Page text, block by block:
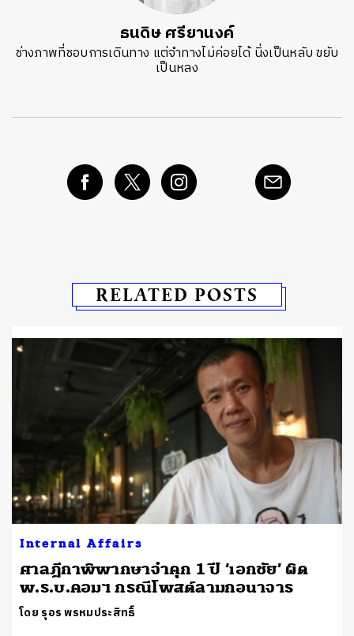
ธนดิษ​ ศรี​ยา​นงค์​
ช่างภาพที่ชอบการเดินทาง แต่จำทางไม่ค่อยได้ นิ่งเป็นหลับ ขยับ
เป็นหลง
RELATED POSTS
Internal Affairs
ศาลฎีกาพิพากษาจำคุก 1 ปี ‘เอกชัย’ ผิด
พ.ร.บ.คอมฯ กรณีโพสต์ลามกอนาจาร
โดย รุอร พรหมประสิทธิ์